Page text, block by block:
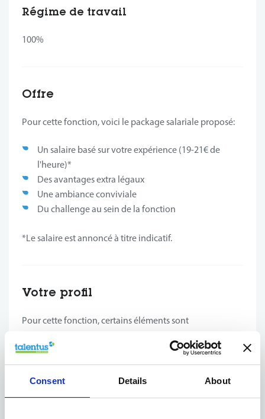
Consent Details About
Régime de travail
100%
Offre
Pour cette fonction, voici le package salariale proposé:
Un salaire basé sur votre expérience (19-21€ de
l'heure)*
Des avantages extra légaux
Une ambiance conviviale
Du challenge au sein de la fonction
*Le salaire est annoncé à titre indicatif.
Votre profil
Pour cette fonction, certains éléments sont
Expérience confirmée en gestion d'atelier ou en
service après-vente.